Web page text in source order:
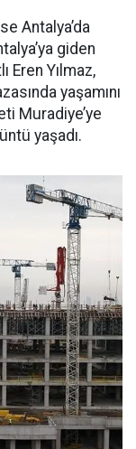
Antalya’da
giden
Eren Yılmaz,
yaşamını
Muradiye’ye
yaşadı.